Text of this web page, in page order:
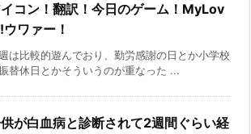
コン！翻訳！今日のゲーム！MyLov
ワァー！
は比較的遊んでおり、勤労感謝の日とか小学校
替休日とかそういうのが重なった ...
が白血病と診断されて2週間ぐらい経